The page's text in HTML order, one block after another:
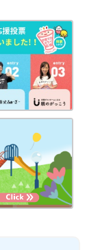
2017 7月 4 9:02午後 PDT
さん
近所の手芸店
円以内に抑
ゃんが喜ぶモビ